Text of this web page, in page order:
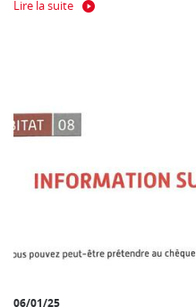
Lire la suite
06/01/25